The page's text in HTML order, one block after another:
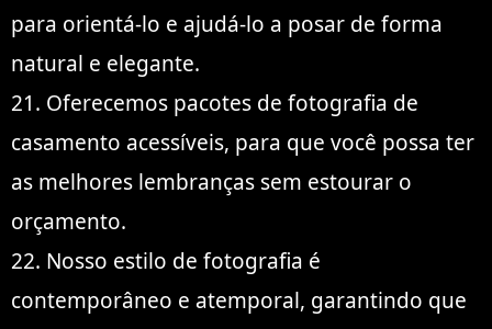
para orientá-lo e ajudá-lo a posar de forma
natural e elegante.
21. Oferecemos pacotes de fotografia de
casamento acessíveis, para que você possa ter
as melhores lembranças sem estourar o
orçamento.
22. Nosso estilo de fotografia é
contemporâneo e atemporal, garantindo que